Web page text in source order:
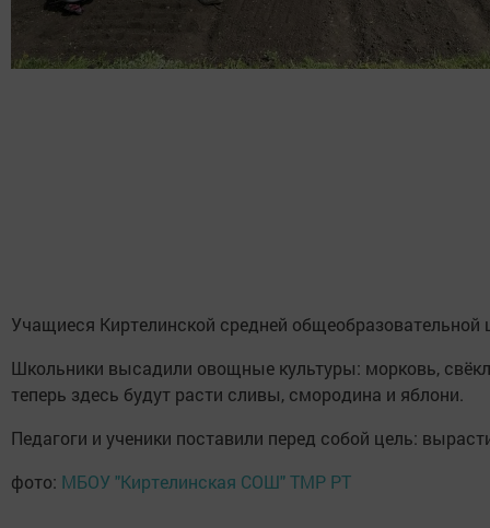
Учащиеся Киртелинской средней
Школьники высадили овощные культуры: морковь,
теперь здесь будут расти сливы, смородина и яблони.
Педагоги и ученики поставили перед собой цель:
фото: МБОУ "Киртелинская СОШ" ТМР РТ